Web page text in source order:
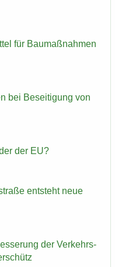
für Bau­maß­nah­men
bei Be­sei­ti­gung von
der EU?
ent­steht neue
der Ver­kehrs­